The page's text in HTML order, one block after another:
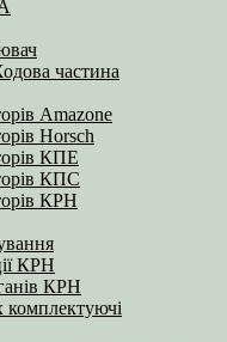
частина
Amazone
Horsch
КПЕ
КПС
КРН
КРН
КРН
комплектуючі